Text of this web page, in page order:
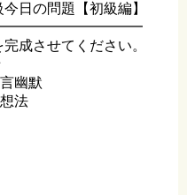
の問題【初級編】
成させてください。
幽默
法